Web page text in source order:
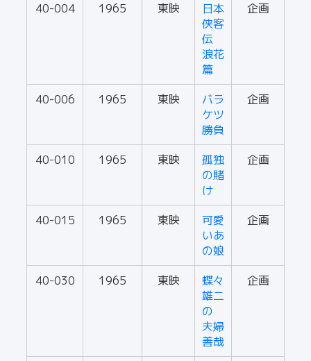
40-004 1965 東映
日本
侠客
伝
浪花
篇
企画
40-006 1965 東映
バラ
ケツ
勝負
企画
40-010 1965 東映
孤独
の賭
け
企画
40-015 1965 東映
可愛
いあ
の娘
企画
40-030 1965 東映
蝶々
雄二
の
夫婦
善哉
企画